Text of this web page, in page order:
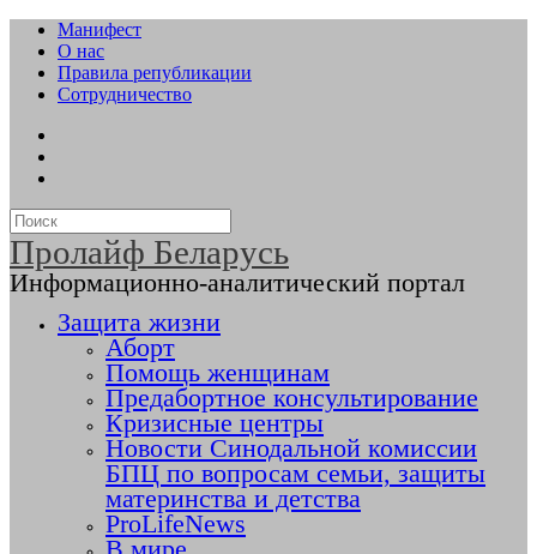
Манифест
О нас
Правила републикации
Сотрудничество
Пролайф Беларусь
Информационно-аналитический портал
Защита жизни
Аборт
Помощь женщинам
Предабортное консультирование
Кризисные центры
Новости Синодальной комиссии
БПЦ по вопросам семьи, защиты
материнства и детства
ProLifeNews